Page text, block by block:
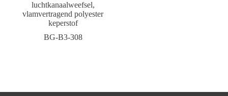
luchtkanaalweefsel,
vlamvertragend polyester
keperstof
BG-B3-308